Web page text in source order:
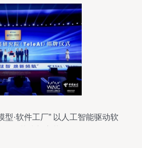
型·软件工厂” 以人工智能驱动软